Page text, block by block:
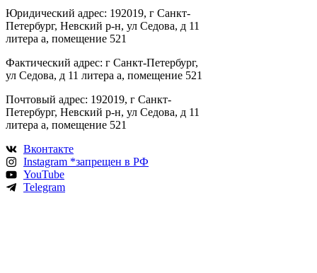
Юридический адрес: 192019, г Санкт-
Петербург, Невский р-н, ул Седова, д 11
литера а, помещение 521
Фактический адрес: г Санкт-Петербург,
ул Седова, д 11 литера а, помещение 521
Почтовый адрес: 192019, г Санкт-
Петербург, Невский р-н, ул Седова, д 11
литера а, помещение 521
Вконтакте
Instagram *запрещен в РФ
YouTube
Telegram